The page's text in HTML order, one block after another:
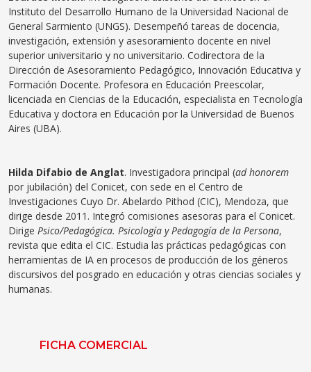
Instituto del Desarrollo Humano de la Universidad Nacional de
General Sarmiento (UNGS). Desempeñó tareas de docencia,
investigación, extensión y asesoramiento docente en nivel
superior universitario y no universitario. Codirectora de la
Dirección de Asesoramiento Pedagógico, Innovación Educativa y
Formación Docente. Profesora en Educación Preescolar,
licenciada en Ciencias de la Educación, especialista en Tecnología
Educativa y doctora en Educación por la Universidad de Buenos
Aires (UBA).
Hilda Difabio de Anglat. Investigadora principal (ad honorem
por jubilación) del Conicet, con sede en el Centro de
Investigaciones Cuyo Dr. Abelardo Pithod (CIC), Mendoza, que
dirige desde 2011. Integró comisiones asesoras para el Conicet.
Dirige Psico/Pedagógica. Psicología y Pedagogía de la Persona,
revista que edita el CIC. Estudia las prácticas pedagógicas con
herramientas de IA en procesos de producción de los géneros
discursivos del posgrado en educación y otras ciencias sociales y
humanas.
FICHA COMERCIAL